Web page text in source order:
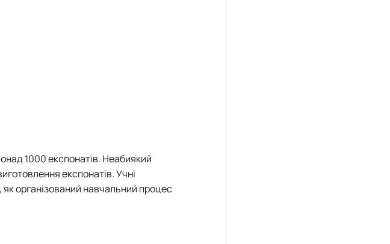
1000 експонатів. Неабиякий
експонатів. Учні
організований навчальний процес